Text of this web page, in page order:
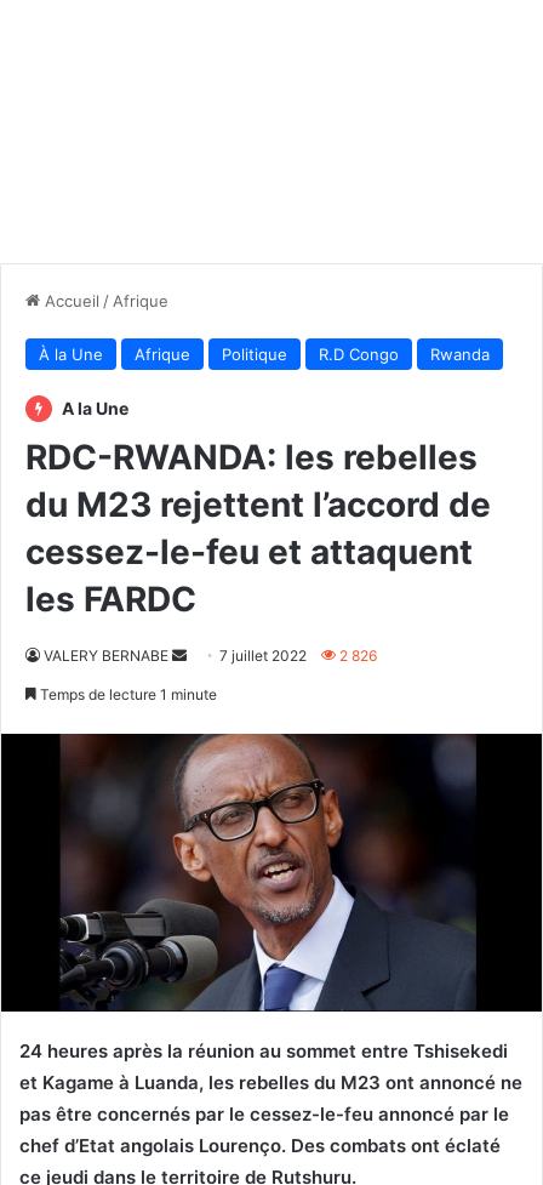
Accueil / Afrique
À la Une Afrique Politique R.D Congo Rwanda
A la Une
RDC-RWANDA: les rebelles
du M23 rejettent l’accord de
cessez-le-feu et attaquent
les FARDC
VALERY BERNABE
Envoyer7 juillet 2022 2 826
Temps de lecture 1 minute
24 heures après la réunion au sommet entre Tshisekedi
et Kagame à Luanda, les rebelles du M23 ont annoncé ne
pas être concernés par le cessez-le-feu annoncé par le
chef d’Etat angolais Lourenço. Des combats ont éclaté
ce jeudi dans le territoire de Rutshuru.